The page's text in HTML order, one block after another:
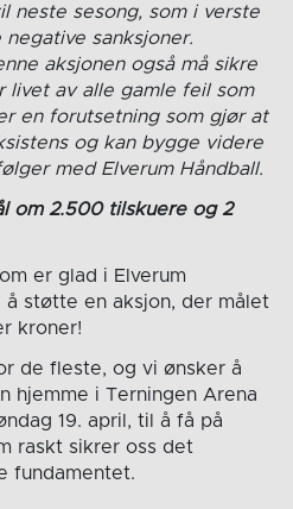
neste sesong, som i verste
sanksjoner.
aksjonen også må sikre
livet av alle gamle feil som
en forutsetning som gjør at
og kan bygge videre
med Elverum Håndball.
om 2.500 tilskuere og 2
er glad i Elverum
støtte en aksjon, der målet
kroner!
de fleste, og vi ønsker å
hjemme i Terningen Arena
19. april, til å få på
raskt sikrer oss det
fundamentet.